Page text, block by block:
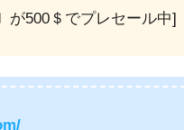
が500＄でプレセール中]